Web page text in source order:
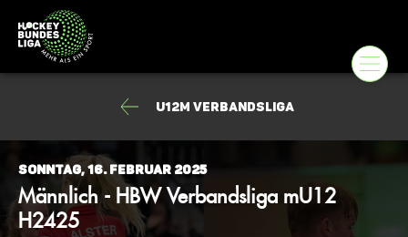
U12m Verbandsliga
Sonntag, 16. Februar 2025
Männlich - HBW Verbandsliga mU12
H2425